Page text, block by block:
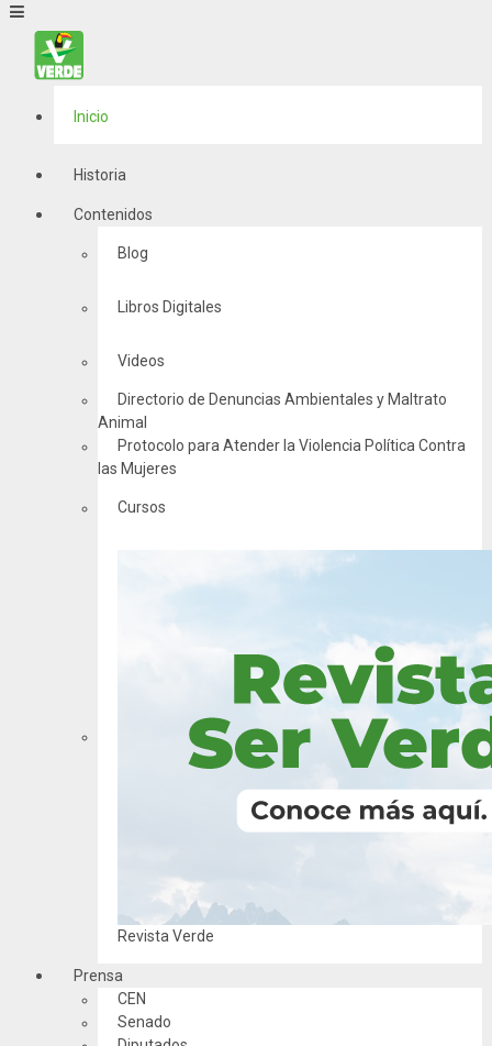
Inicio
Historia
Contenidos
Blog
Libros Digitales
Videos
Directorio de Denuncias Ambientales y Maltrato
Animal
Protocolo para Atender la Violencia Política Contra
las Mujeres
Cursos
Revista Verde
Prensa
CEN
Senado